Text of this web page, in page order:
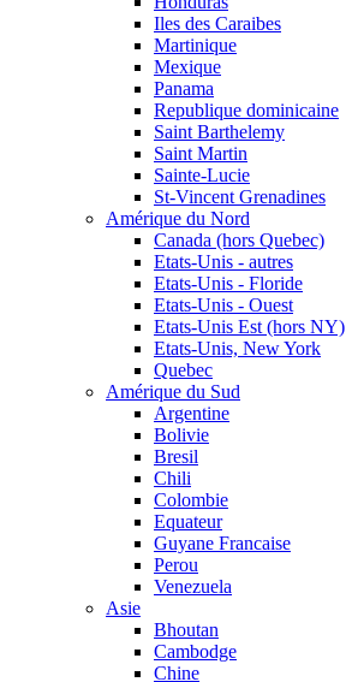
Iles des Caraibes
Martinique
Mexique
Panama
Republique dominicaine
Saint Barthelemy
Saint Martin
Sainte-Lucie
St-Vincent Grenadines
Amérique du Nord
Canada (hors Quebec)
Etats-Unis - autres
Etats-Unis - Floride
Etats-Unis - Ouest
Etats-Unis Est (hors NY)
Etats-Unis, New York
Quebec
Amérique du Sud
Argentine
Bolivie
Bresil
Chili
Colombie
Equateur
Guyane Francaise
Perou
Venezuela
Asie
Bhoutan
Cambodge
Chine